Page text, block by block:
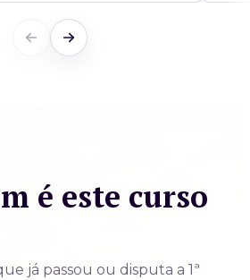
é este curso
já passou ou disputa a 1ª